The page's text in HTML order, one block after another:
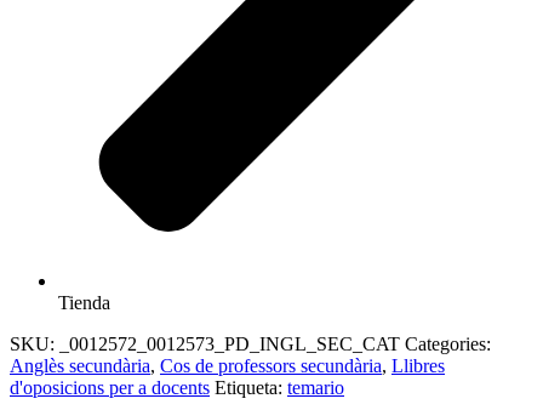
Tienda
SKU:
_0012572_0012573_PD_INGL_SEC_CAT Categories:
Anglès secundària, Cos de professors secundària, Llibres
d'oposicions per a docents Etiqueta: temario